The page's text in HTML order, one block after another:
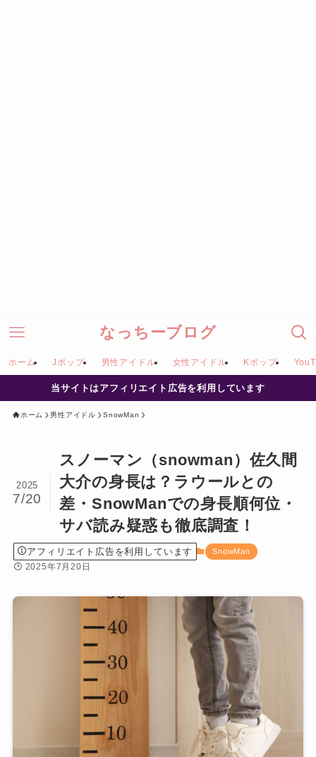
なっちーブログ
ホーム Jポップ 男性アイドル 女性アイドル Kポップ
当サイトはアフィリエイト広告を利用しています
ホーム 男性アイドル SnowMan
スノーマン（snowman）佐久間
大介の身長は？ラウールとの
差・SnowManでの身長順何位・
サバ読み疑惑も徹底調査！
2025
7/20
アフィリエイト広告を利用しています SnowMan
2025年7月20日